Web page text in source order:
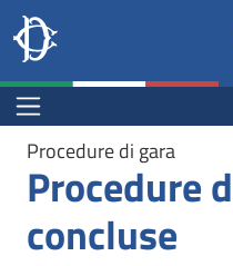
Salta al contenuto principale
Salta al menu di navigazione
Site
header
block
Camera dei deputati
Menu Bar block
Procedure di gara
Procedure
concluse
Fine pagina
Salta al contenuto principale
Salta al menu di navigazione
Vai a inizio pagina